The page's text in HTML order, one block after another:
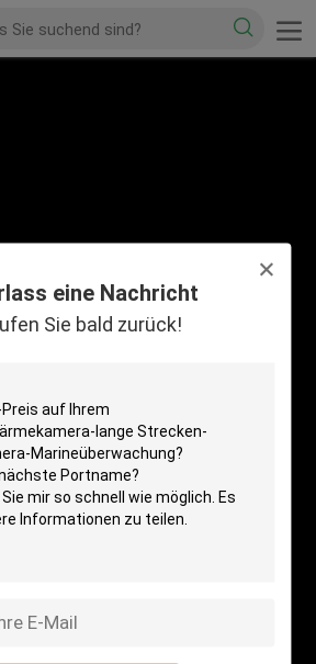
eine Nachricht
Sie bald zurück!